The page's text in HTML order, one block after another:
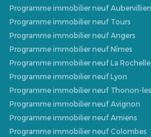
Programme immobilier neuf
Programme immobilier neuf Tours
Programme immobilier neuf Angers
Programme immobilier neuf Nîmes
Programme immobilier neuf La Rochelle
Programme immobilier neuf Lyon
Programme immobilier neuf Thonon-
Programme immobilier neuf Avignon
Programme immobilier neuf Amiens
Programme immobilier neuf Colombes